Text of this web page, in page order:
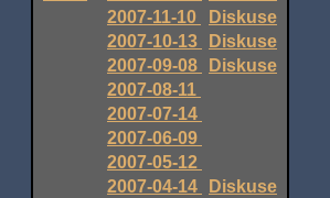
2007-11-10
Diskuse
2007-10-13
Diskuse
2007-09-08
Diskuse
2007-08-11
2007-07-14
2007-06-09
2007-05-12
2007-04-14
Diskuse